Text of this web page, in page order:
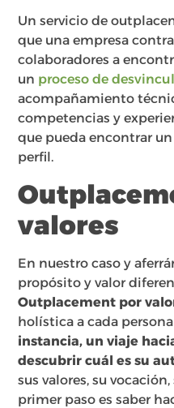
Un servicio de
que una empresa
colaboradores a
un proceso de
acompañamiento
competencias y
que pueda encontrar
perfil.
valores
En nuestro caso y
propósito y valor
Outplacement por
holística a cada
instancia, un viaje
descubrir cuál es su
sus valores, su
primer paso es saber